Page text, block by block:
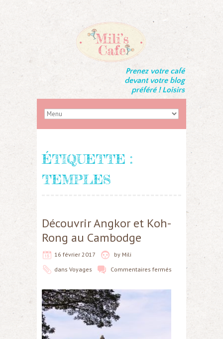
Prenez votre café
devant votre blog
préféré ! Loisirs
ÉTIQUETTE :
TEMPLES
Découvrir Angkor et Koh-
Rong au Cambodge
16 février 2017 by Mili
dans Voyages Commentaires fermés